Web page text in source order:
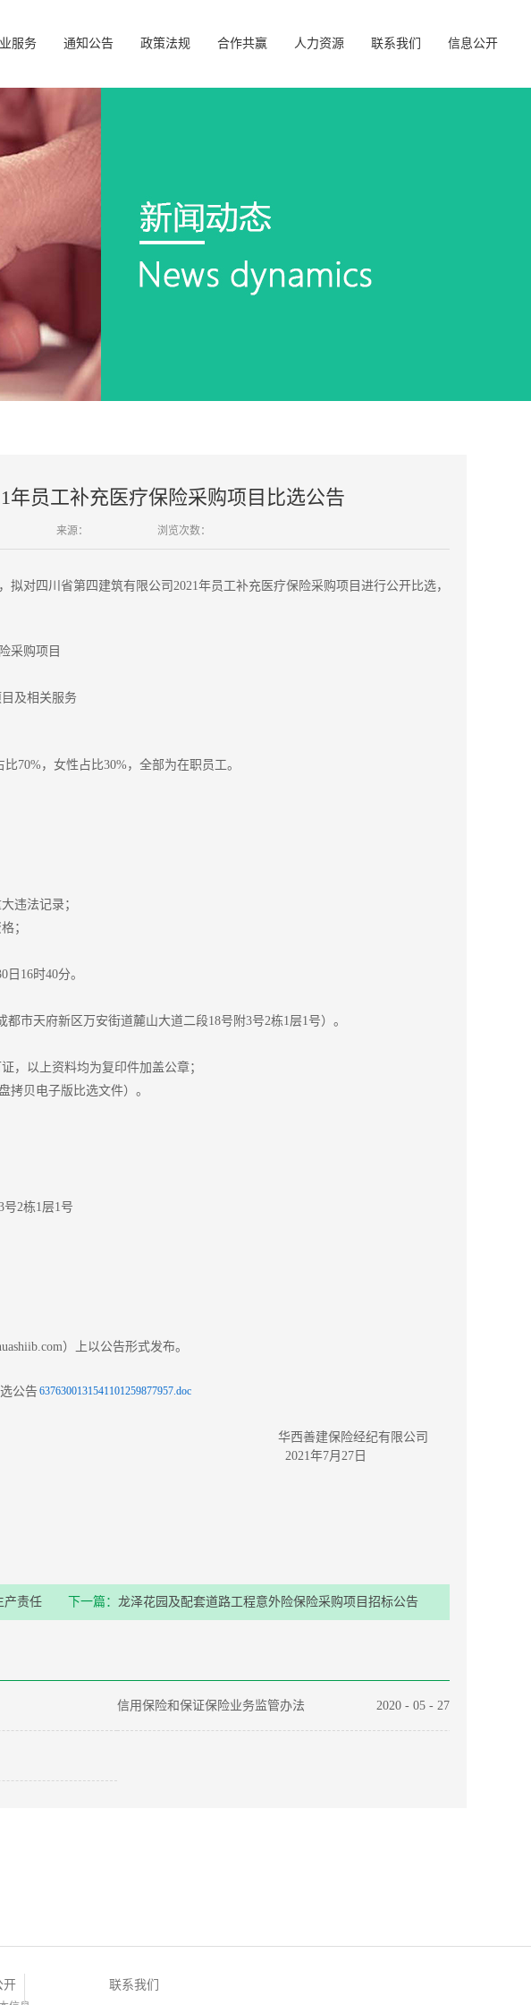
服务 通知公告 政策法规 合作共赢 人力资源 联系我们 信息公开
年员工补充医疗保险采购项目比选公告
来源： 浏览次数：
对四川省第四建筑有限公司2021年员工补充医疗保险采购项目进行公开比选，
采购项目
及相关服务
70%，女性占比30%，全部为在职员工。
违法记录；
；
日16时40分。
市天府新区万安街道麓山大道二段18号附3号2栋1层1号）。
，以上资料均为复印件加盖公章；
拷贝电子版比选文件）。
2栋1层1号
）上以公告形式发布。
6376300131541101259877957.doc
华西善建保险经纪有限公司
7月27日
产责任 下一篇： 龙泽花园及配套道路工程意外险保险采购项目招标公告
信用保险和保证保险业务监管办法 2020 - 05 - 27
开 联系我们